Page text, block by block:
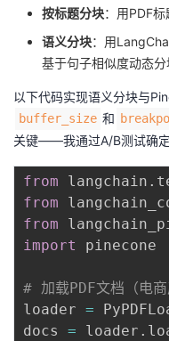
按标题分块：用PDF
语义分块：用
基于句子相似度动态分
以下代码实现语义分块与
buffer_size 和
关键——我通过A/B测试确定
from langchain .
from
from
import
pinecone
# 加载PDF文档（电商
loader =
docs = loader .